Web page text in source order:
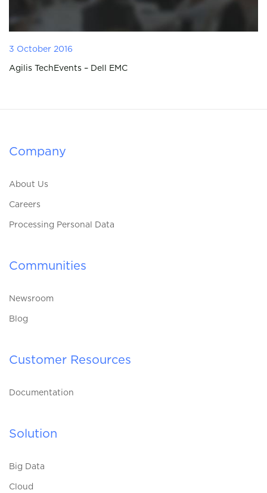
3 October 2016
Agilis TechEvents – Dell EMC
Company
About Us
Careers
Processing Personal Data
Communities
Newsroom
Blog
Customer Resources
Documentation
Solution
Big Data
Cloud